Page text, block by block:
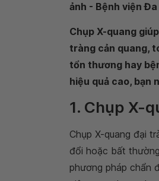
ảnh - Bệnh viện
Chụp X-quang
tràng cản quang,
tổn thương hay
hiệu quả cao, bạn
1. Chụp X-
Chụp X-quang đại
đổi hoặc bất
phương pháp chẩn